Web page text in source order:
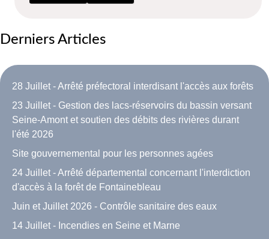
Derniers Articles
28 Juillet - Arrêté préfectoral interdisant l'accès aux forêts
23 Juillet - Gestion des lacs-réservoirs du bassin versant
Seine-Amont et soutien des débits des rivières durant
l'été 2026
Site gouvernemental pour les personnes agées
24 Juillet - Arrêté départemental concernant l'interdiction
d'accès à la forêt de Fontainebleau
Juin et Juillet 2026 - Contrôle sanitaire des eaux
14 Juillet - Incendies en Seine et Marne